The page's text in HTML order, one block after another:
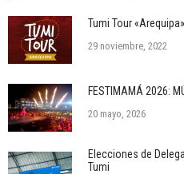
Tumi Tour «Arequipa»
29 noviembre, 2022
FESTIMAMÁ 2026:
20 mayo, 2026
Elecciones de
Tumi